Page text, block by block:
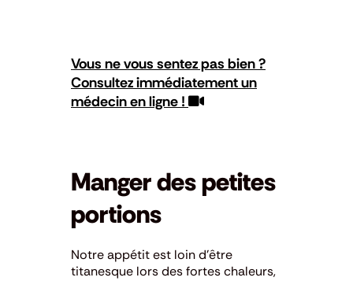
Vous ne vous sentez pas bien ?
Consultez immédiatement un
médecin en ligne !
Manger des petites
portions
Notre appétit est loin d’être
titanesque lors des fortes chaleurs,